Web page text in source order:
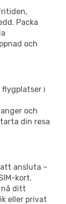
Packa
och
i
och
din resa
ansluta –
kort.
ditt
eller privat